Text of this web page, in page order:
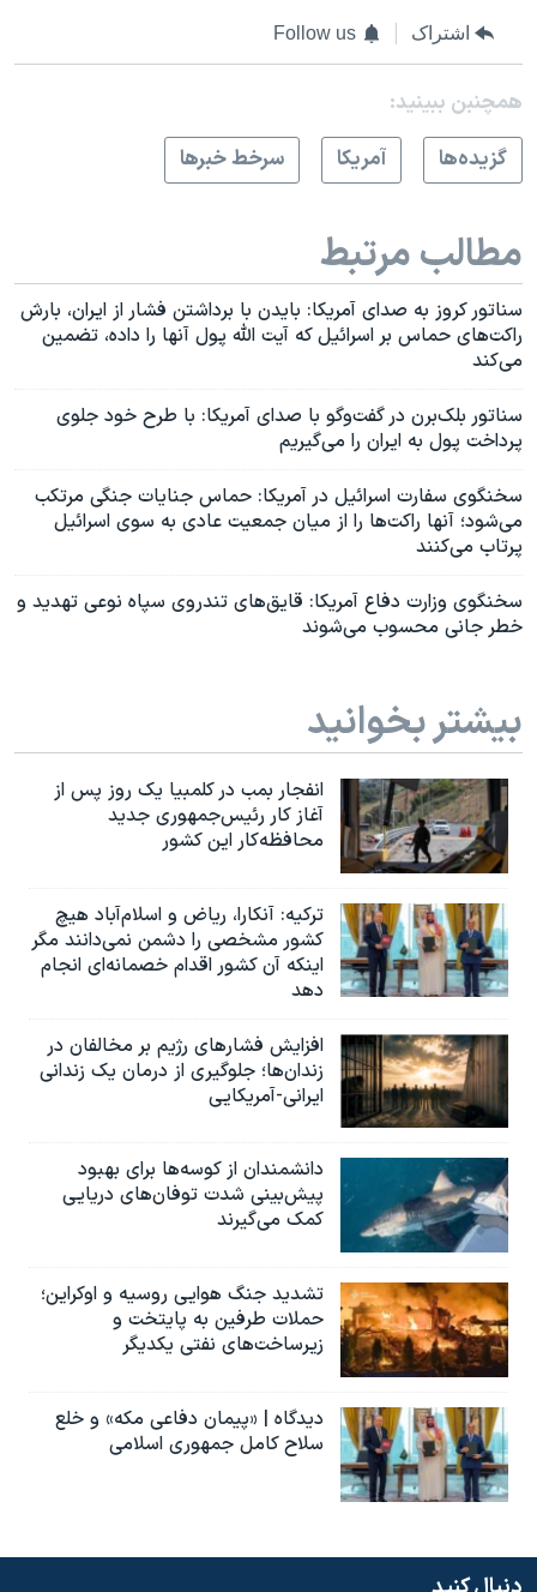
اشتراک Follow us
همچنبن ببینید:
گزيده‌ها
آمريکا سرخط خبرها
مطالب مرتبط
سناتور کروز به صدای آمریکا: بایدن با برداشتن فشار از ایران، بارش
راکت‌های حماس بر اسرائیل که آیت الله پول آنها را داده، تضمین
می‌‌کند
سناتور بلک‌برن در گفت‌و‌گو با صدای آمریکا: با طرح خود جلوی
پرداخت پول به ایران را می‌گیریم
سخنگوی سفارت اسرائیل در آمریکا: حماس جنایات جنگی مرتکب
می‌شود؛ آنها راکت‌ها را از میان جمعیت عادی به سوی اسرائیل
پرتاب می‌کنند
سخنگوی وزارت دفاع آمریکا: قایق‌های تندروی سپاه نوعی تهدید و
خطر جانی محسوب می‌شوند
بیشتر بخوانید
انفجار بمب‌‌ در کلمبیا یک روز پس از
آغاز کار رئیس‌جمهوری جدید
محافظه‌کار این کشور
ترکیه: آنکارا، ریاض و اسلام‌آباد هیچ
کشور مشخصی را دشمن نمی‌دانند مگر
اینکه آن کشور اقدام خصمانه‌ای انجام
دهد
افزایش فشارهای رژیم بر مخالفان در
زندان‌ها؛ جلوگیری از درمان یک زندانی
ایرانی-آمریکایی
دانشمندان از کوسه‌ها برای بهبود
پیش‌بینی شدت توفان‌های دریایی
کمک می‌گیرند
تشدید جنگ هوایی روسیه و اوکراین؛
حملات طرفین به پایتخت‌ و
زیرساخت‌های نفتی یکدیگر
دیدگاه | «پیمان دفاعی مکه» و خلع
سلاح کامل جمهوری اسلامی